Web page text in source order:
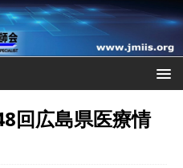
回広島県医療情